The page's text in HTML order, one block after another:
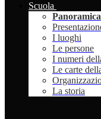
Scuola
Panoramica
I luoghi
Le persone
I numeri
Le carte
La storia